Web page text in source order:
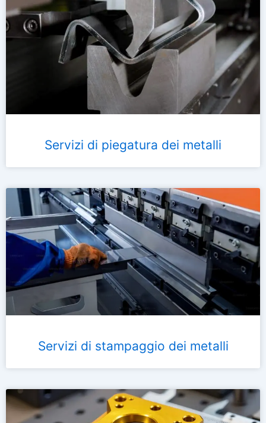
Servizi di piegatura dei metalli
Servizi di stampaggio dei metalli